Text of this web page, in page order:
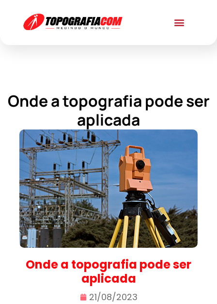
Onde a topografia pode ser
aplicada
Onde a topografia pode ser
aplicada
21/08/2023